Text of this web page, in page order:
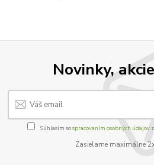
Novinky,
Súhlasím sospracovaním osobných údajov
Zasielame maximálne